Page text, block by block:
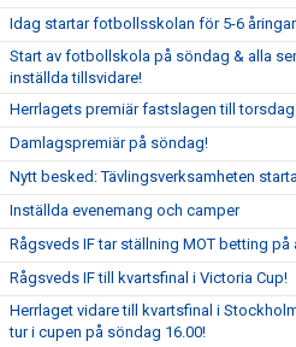
Idag startar fotbollsskolan för 5-6
Start av fotbollskola på söndag & alla
inställda tillsvidare!
Herrlagets premiär fastslagen till torsdag
Damlagspremiär på söndag!
Nytt besked: Tävlingsverksamheten
Inställda evenemang och camper
Rågsveds IF tar ställning MOT betting
Rågsveds IF till kvartsfinal i Victoria Cup!
Herrlaget vidare till kvartsfinal i
tur i cupen på söndag 16.00!